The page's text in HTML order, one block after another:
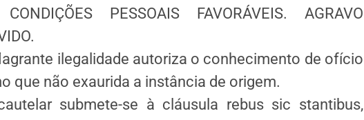
CONDIÇÕES PESSOAIS FAVORÁVEIS. AGRAVO
ilegalidade autoriza o conhecimento de ofício
que não exaurida a instância de origem.
submete-se à cláusula rebus sic stantibus,